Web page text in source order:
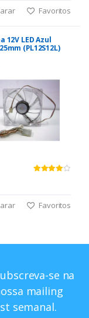
Favoritos
12V LED Azul
(PL12S12L)
Favoritos
se na
mailing
semanal.